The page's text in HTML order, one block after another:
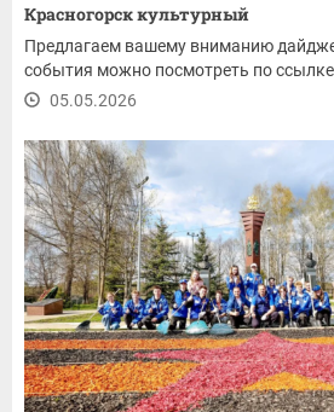
Красногорск культурный
Предлагаем вашему вниманию
события можно посмотреть по
05.05.2026